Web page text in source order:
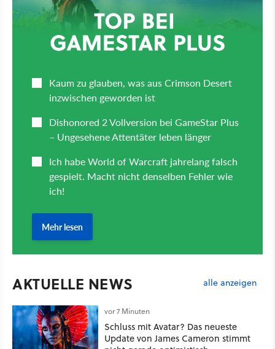
AKTUELLE NEWS alle anzeigen
vor 7 Minuten
Schluss mit Avatar? Das neueste
Update von James Cameron stimmt